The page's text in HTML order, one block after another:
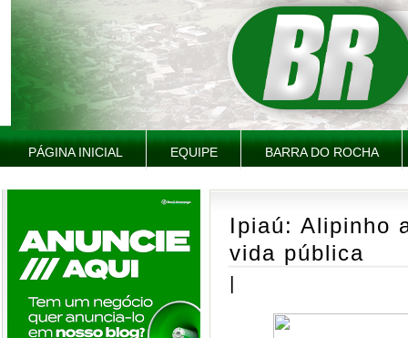
PÁGINA INICIAL EQUIPE BARRA DO ROCHA
Ipiaú: Alipinho
vida pública
|